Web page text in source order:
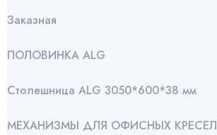
Заказная
ПОЛОВИНКА ALG
Столешница ALG 3050*600*38 мм
МЕХАНИЗМЫ ДЛЯ ОФИСНЫХ КРЕСЕЛ